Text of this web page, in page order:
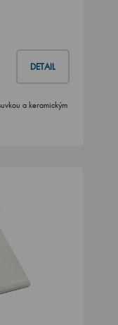
DETAIL
a keramickým